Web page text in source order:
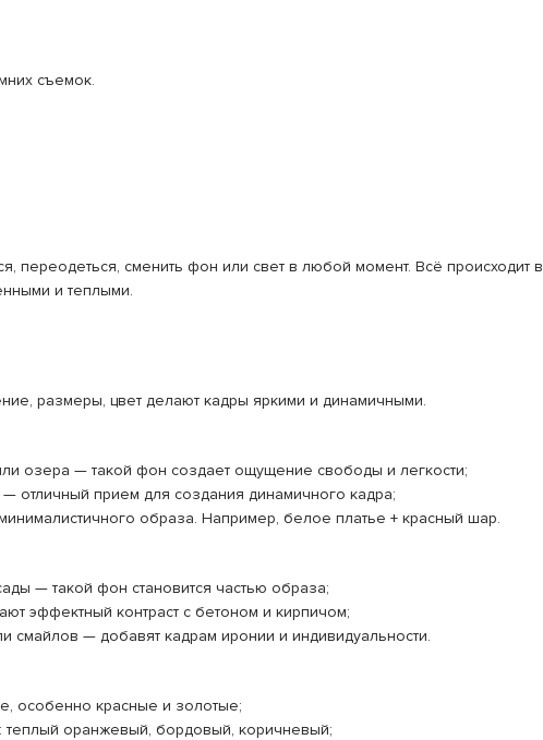
съемок.
сменить фон или свет в любой момент. Всё происходит в
и теплыми.
размеры, цвет делают кадры яркими и динамичными.
озера — такой фон создает ощущение свободы и легкости;
отличный прием для создания динамичного кадра;
образа. Например, белое платье + красный шар.
— такой фон становится частью образа;
эффектный контраст с бетоном и кирпичом;
— добавят кадрам иронии и индивидуальности.
особенно красные и золотые;
теплый оранжевый, бордовый, коричневый;